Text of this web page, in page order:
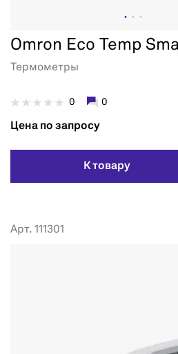
Omron Eco Temp
Термометры
0 0
Цена по запросу
К товару
Арт. 111301